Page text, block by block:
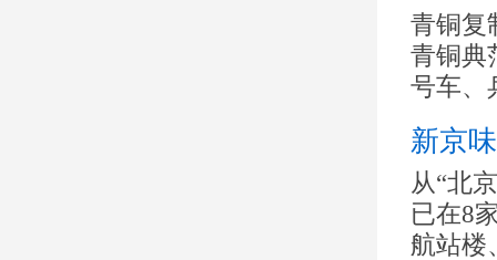
青铜复
青铜典
号车、
新京
从“北
已在8
航站楼